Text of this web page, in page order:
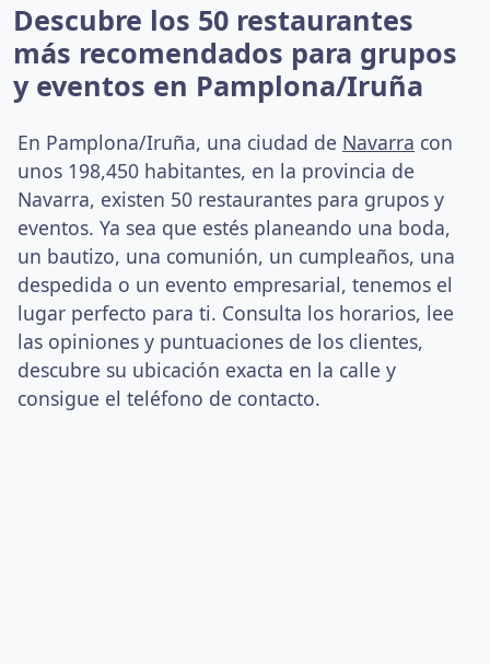
Descubre los 50 restaurantes
más recomendados para grupos
y eventos en Pamplona/Iruña
En Pamplona/Iruña, una ciudad de Navarra con
unos 198,450 habitantes, en la provincia de
Navarra, existen 50 restaurantes para grupos y
eventos. Ya sea que estés planeando una boda,
un bautizo, una comunión, un cumpleaños, una
despedida o un evento empresarial, tenemos el
lugar perfecto para ti. Consulta los horarios, lee
las opiniones y puntuaciones de los clientes,
descubre su ubicación exacta en la calle y
consigue el teléfono de contacto.